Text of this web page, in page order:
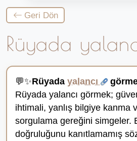
Geri Dön
Rüyada
💬✨Rüyada yalancı
Rüyada yalancı görmek;
ihtimali, yanlış bilgiye kanma
sorgulama gereğini simgeler.
doğruluğunu kanıtlamamış